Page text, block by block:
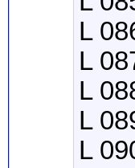
L
L
L
L
L